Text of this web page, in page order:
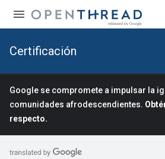
Certificación
Google se compromete a impulsar la
comunidades afrodescendientes.
respecto.